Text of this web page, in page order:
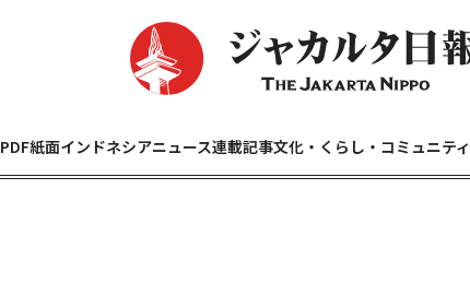
PDF紙面インドネシアニュース連載記事文化・くらし・コミュニテ